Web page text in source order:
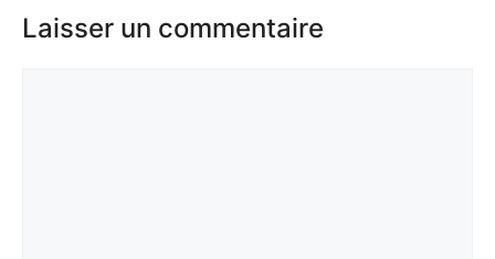
Laisser un commentaire